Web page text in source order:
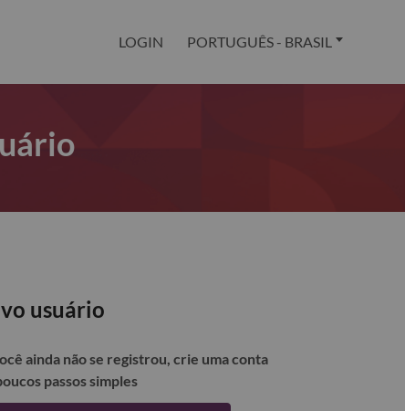
LOGIN PORTUGUÊS - BRASIL
usuário
ainda não se registrou, crie uma conta
passos simples